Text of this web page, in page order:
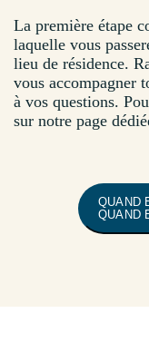
La première étape
laquelle vous
lieu de résidence.
vous accompagner
à vos questions.
sur notre page
QUAND
QUAND